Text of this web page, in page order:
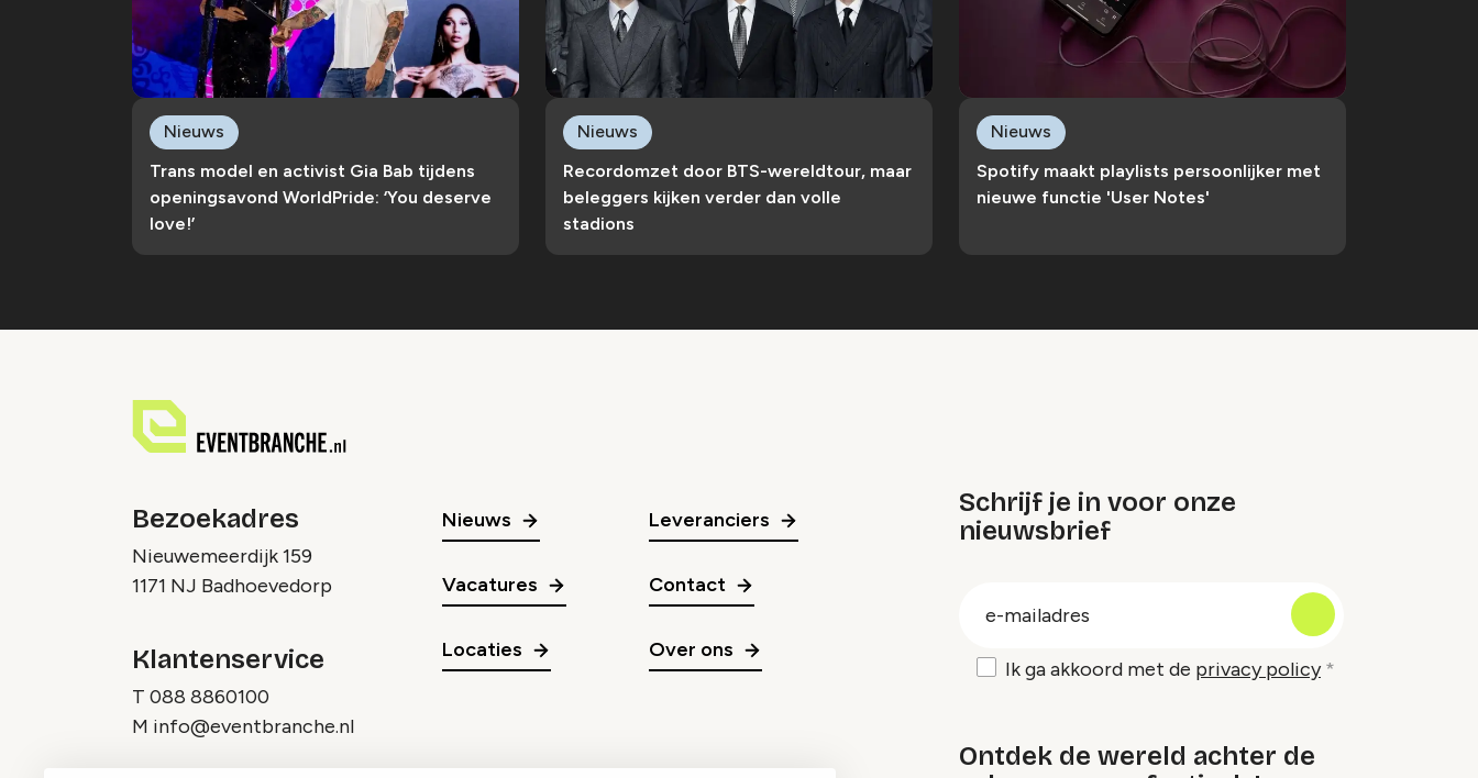
Trans model en activist Gia Bab tijdens
openingsavond WorldPride: ‘You deserve
love!’
Nieuws
Recordomzet door BTS-wereldtour, maar
beleggers kijken verder dan volle
stadions
Nieuws
Spotify maakt playlists persoonlijker met
nieuwe functie 'User Notes'
Nieuws
Bezoekadres
Nieuwemeerdijk 159
1171 NJ Badhoevedorp
Klantenservice
T 088 8860100
M info@eventbranche.nl
Nieuws
Vacatures
Locaties
Leveranciers
Contact
Over ons
Schrijf je in voor onze
nieuwsbrief
Ik ga akkoord met de privacy policy
Ontdek de wereld achter de